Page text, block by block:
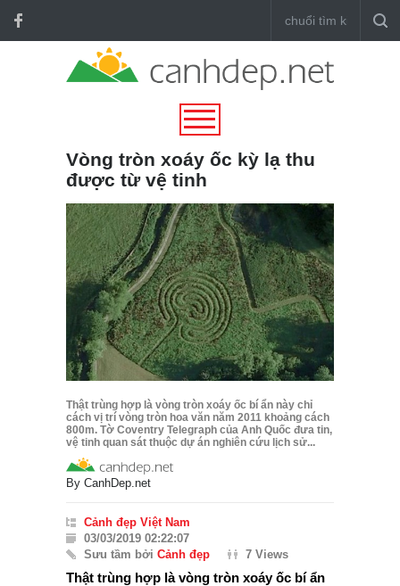
Vòng tròn xoáy ốc kỳ lạ thu
được từ vệ tinh
Thật trùng hợp là vòng tròn xoáy ốc bí ẩn này chỉ
cách vị trí vòng tròn hoa văn năm 2011 khoảng cách
800m. Tờ Coventry Telegraph của Anh Quốc đưa tin,
vệ tinh quan sát thuộc dự án nghiên cứu lịch sử...
By CanhDep.net
Cảnh đẹp Việt Nam
03/03/2019 02:22:07
Sưu tầm bởi Cảnh đẹp 7 Views
Thật trùng hợp là vòng tròn xoáy ốc bí ẩn